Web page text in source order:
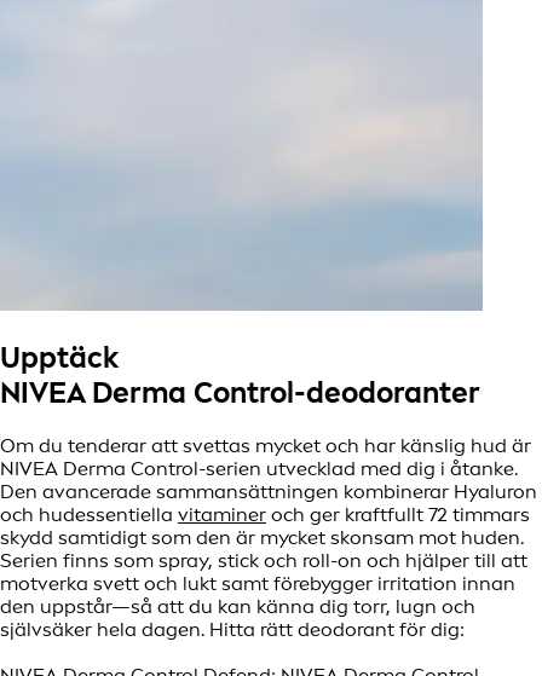
Upptäck
NIVEA Derma Control-deodoranter
Om du tenderar att svettas mycket och har känslig hud är
NIVEA Derma Control-serien utvecklad med dig i åtanke.
Den avancerade sammansättningen kombinerar Hyaluron
och hudessentiella vitaminer och ger kraftfullt 72 timmars
skydd samtidigt som den är mycket skonsam mot huden.
Serien finns som spray, stick och roll-on och hjälper till att
motverka svett och lukt samt förebygger irritation innan
den uppstår—så att du kan känna dig torr, lugn och
självsäker hela dagen. Hitta rätt deodorant för dig: